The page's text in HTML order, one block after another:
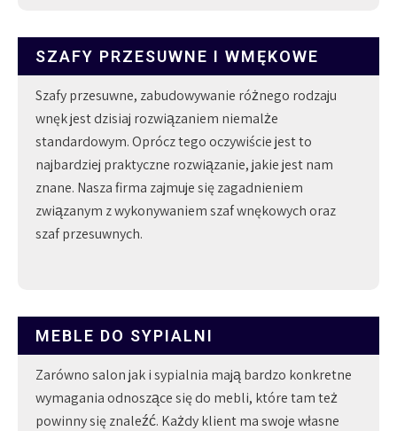
SZAFY PRZESUWNE I WMĘKOWE
Szafy przesuwne, zabudowywanie różnego rodzaju
wnęk jest dzisiaj rozwiązaniem niemalże
standardowym. Oprócz tego oczywiście jest to
najbardziej praktyczne rozwiązanie, jakie jest nam
znane. Nasza firma zajmuje się zagadnieniem
związanym z wykonywaniem szaf wnękowych oraz
szaf przesuwnych.
MEBLE DO SYPIALNI
Zarówno salon jak i sypialnia mają bardzo konkretne
wymagania odnoszące się do mebli, które tam też
powinny się znaleźć. Każdy klient ma swoje własne